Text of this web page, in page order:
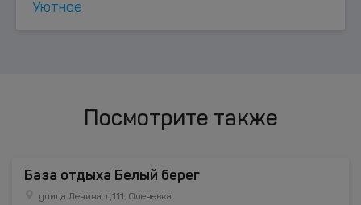
Уютное
Посмотрите также
База отдыха Белый берег
улица Ленина, д.111, Оленевка